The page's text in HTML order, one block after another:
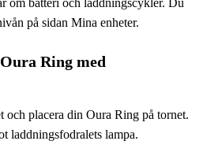
på sidan Mina enheter.
Ring med
och placera din Oura Ring på tornet.
laddningsfodralets lampa.